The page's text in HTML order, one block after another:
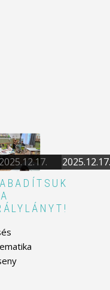
2025.12.17. 2025.12.17.